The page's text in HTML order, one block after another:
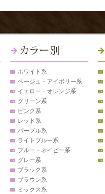
ホワイト系
ベージュ・アイボリー系
イエロー・オレンジ系
グリーン系
ピンク系
レッド系
パープル系
ライトブルー系
ブルー・ネイビー系
グレー系
ブラック系
ブラウン系
ミックス系